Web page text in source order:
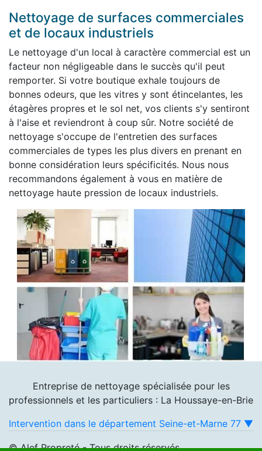
Nettoyage de surfaces commerciales
et de locaux industriels
Le nettoyage d'un local à caractère commercial est un
facteur non négligeable dans le succès qu'il peut
remporter. Si votre boutique exhale toujours de
bonnes odeurs, que les vitres y sont étincelantes, les
étagères propres et le sol net, vos clients s'y sentiront
à l'aise et reviendront à coup sûr. Notre société de
nettoyage s'occupe de l'entretien des surfaces
commerciales de types les plus divers en prenant en
bonne considération leurs spécificités. Nous nous
recommandons également à vous en matière de
nettoyage haute pression de locaux industriels.
Entreprise de nettoyage spécialisée pour les
professionnels et les particuliers : La Houssaye-en-Brie
Intervention dans le département Seine-et-Marne 77 ▼
© Alef Propreté - Tous droits réservés